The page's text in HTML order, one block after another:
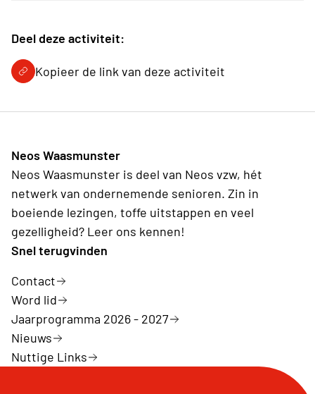
Deel deze activiteit:
Kopieer de link van deze activiteit
Neos Waasmunster
Neos Waasmunster is deel van Neos vzw, hét
netwerk van ondernemende senioren. Zin in
boeiende lezingen, toffe uitstappen en veel
gezelligheid? Leer ons kennen!
Snel terugvinden
Contact
Word lid
Jaarprogramma 2026 - 2027
Nieuws
Nuttige Links